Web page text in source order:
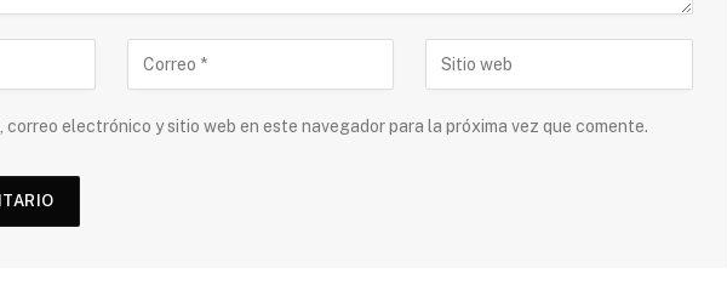
correo electrónico y sitio web en este navegador para la próxima vez que comente.